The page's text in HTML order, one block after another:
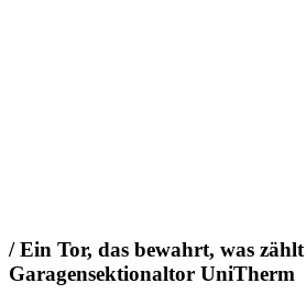
/ Ein Tor, das bewahrt, was
Garagensektionaltor UniTherm